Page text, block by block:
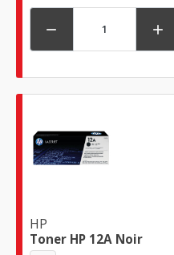
 
HP
Toner HP 12A Noir